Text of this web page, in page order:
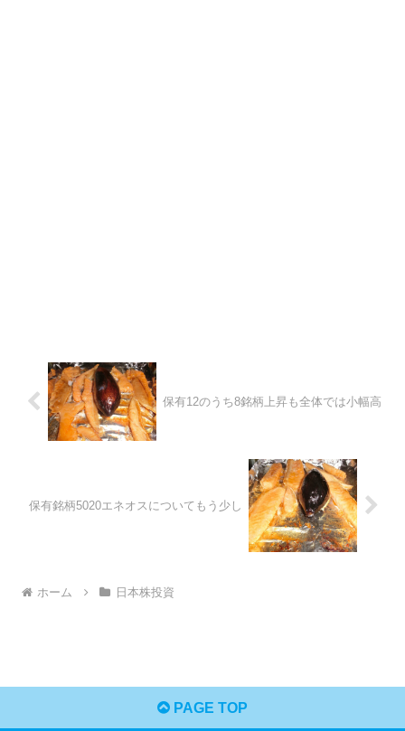
保有12のうち8銘柄上昇も全体では小幅高
保有銘柄5020エネオスについてもう少し
ホーム 日本株投資
PAGE TOP